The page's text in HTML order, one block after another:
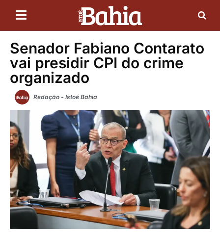
Senador Fabiano Contarato
vai presidir CPI do crime
organizado
Redação - Istoé Bahia